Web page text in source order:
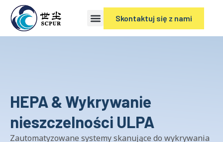
Skontaktuj się z nami
HEPA & Wykrywanie
nieszczelności ULPA
Zautomatyzowane systemy skanujące do wykrywania